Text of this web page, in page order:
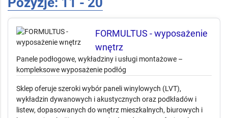
Rankingi Firm: Meble biurowe.
Pozyzje: 11 - 20
FORMULTUS - wyposażenie
wnętrz
Panele podłogowe, wykładziny i usługi montażowe –